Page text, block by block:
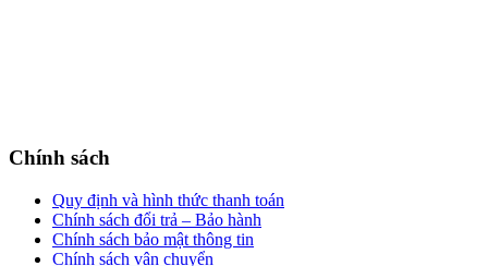
Chính sách
Quy định và hình thức thanh toán
Chính sách đổi trả – Bảo hành
Chính sách bảo mật thông tin
Chính sách vận chuyển